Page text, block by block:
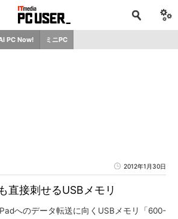
PC Now! ミニPC
2012年1月30日
直接刺せるUSBメモリ
へのデータ転送に向くUSBメモリ「600-